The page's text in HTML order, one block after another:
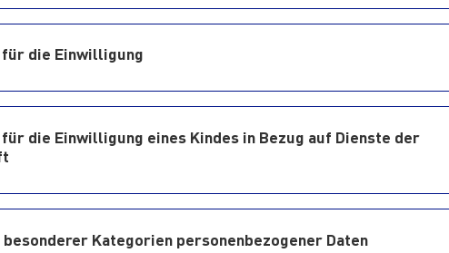
die Einwilligung
die Einwilligung eines Kindes in Bezug auf Dienste der
Kategorien personenbezogener Daten